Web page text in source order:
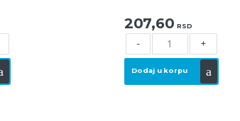
207,60 RSD
- +
Dodaj u korpu